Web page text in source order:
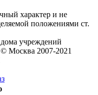
характер и не
положениями ст.
учреждений
Москва 2007-2021